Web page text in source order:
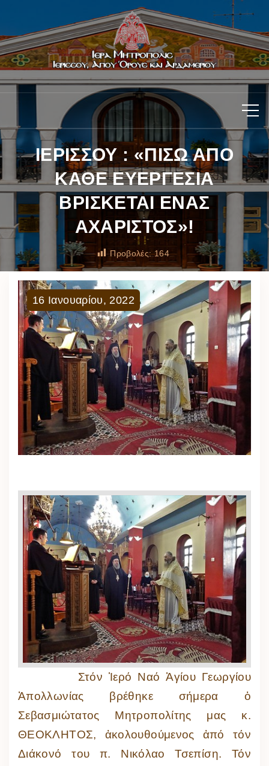
ΙΕΡΙΣΣΟΥ : «ΠΙΣΩ ΑΠΟ
ΚΑΘΕ ΕΥΕΡΓΕΣΙΑ
ΒΡΙΣΚΕΤΑΙ ΕΝΑΣ
ΑΧΑΡΙΣΤΟΣ»!
Προβολές: 164
16 Ιανουαρίου, 2022
Στόν Ἱερό Ναό Ἁγίου Γεωργίου
Ἀπολλωνίας βρέθηκε σήμερα ὁ
Σεβασμιώτατος Μητροπολίτης μας κ.
ΘΕΟΚΛΗΤΟΣ, ἀκολουθούμενος ἀπό τόν
Διάκονό του π. Νικόλαο Τσεπίση. Τόν